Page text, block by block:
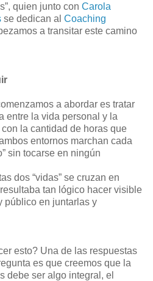
quien junto con Carola
se dedican al Coaching
a transitar este camino
a abordar es tratar
entre la vida personal y la
la cantidad de horas que
entornos marchan cada
sin tocarse en ningún
dos “vidas” se cruzan en
tan lógico hacer visible
público en juntarlas y
esto? Una de las respuestas
es que creemos que la
debe ser algo integral, el